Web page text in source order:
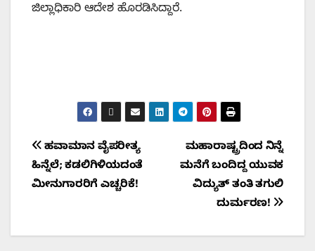
ಜಿಲ್ಲಾಧಿಕಾರಿ ಆದೇಶ ಹೊರಡಿಸಿದ್ದಾರೆ.
Post
navigation
ಮಹಾರಾಷ್ಟ್ರದಿಂದ ನಿನ್ನೆ
ಮನೆಗೆ ಬಂದಿದ್ದ ಯುವಕ
ವಿದ್ಯುತ್ ತಂತಿ ತಗುಲಿ
ದುರ್ಮರಣ!
ಹವಾಮಾನ ವೈಪರೀತ್ಯ
ಹಿನ್ನೆಲೆ; ಕಡಲಿಗಿಳಿಯದಂತೆ
ಮೀನುಗಾರರಿಗೆ ಎಚ್ಚರಿಕೆ!